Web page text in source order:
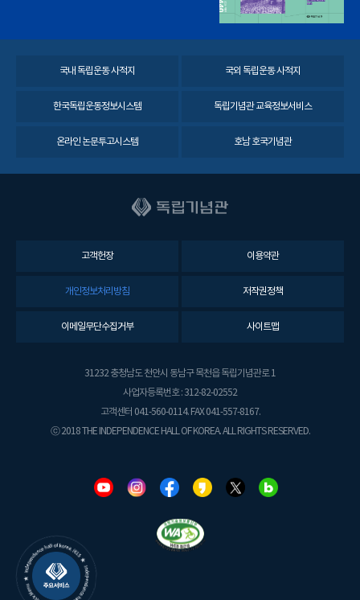
국내 독립운동 사적지 국외 독립운동 사적지
한국독립운동정보시스템 독립기념관 교육정보서비스
온라인 논문투고시스템 호남 호국기념관
고객헌장 이용약관
개인정보처리방침 저작권정책
이메일무단수집거부 사이트맵
31232 충청남도 천안시 동남구 목천읍 독립기념관로 1
사업자등록번호 : 312-82-02552
고객센터 041-560-0114. FAX 041-557-8167.
ⓒ 2018 THE INDEPENDENCE HALL OF KOREA. ALL RIGHTS RESERVED.